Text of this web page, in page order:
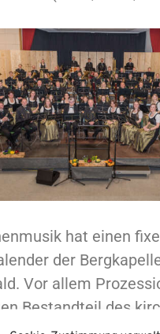
hat einen
der
Vor allem
Bestandteil des